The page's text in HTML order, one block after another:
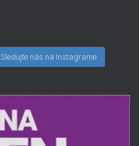
Sledujte nás na Instagrame